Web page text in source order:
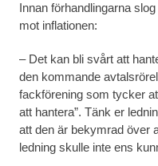
Innan förhandlingarna
mot inflationen:
– Det kan bli svårt att
den kommande
fackförening som tycker
att hantera”. Tänk er
att den är bekymrad över
ledning skulle inte ens